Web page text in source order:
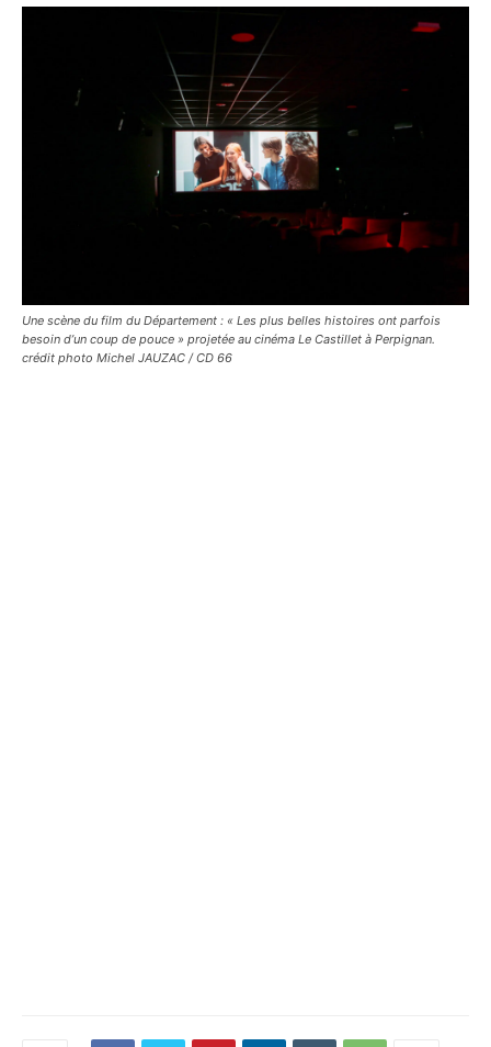
Une scène du film du Département : « Les plus belles histoires ont parfois
besoin d’un coup de pouce » projetée au cinéma Le Castillet à Perpignan.
crédit photo Michel JAUZAC / CD 66